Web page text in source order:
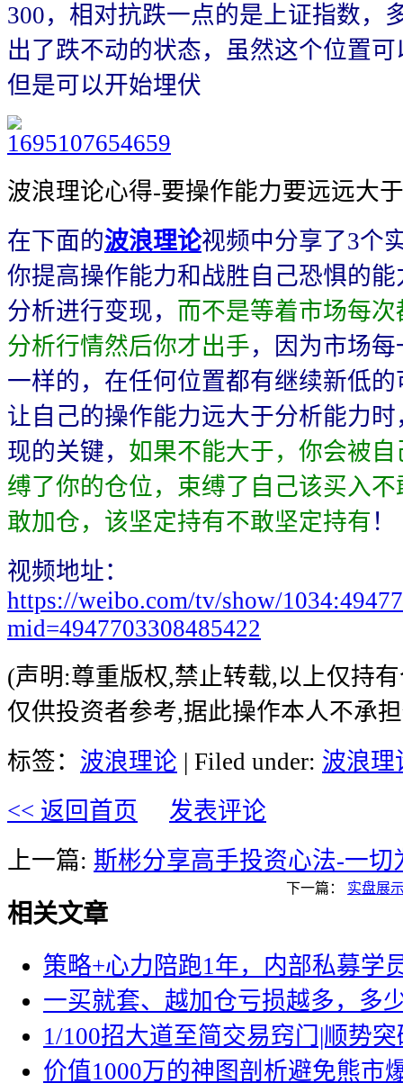
300，相对抗跌一点的是上证指数，
出了跌不动的状态，虽然这个位置
但是可以开始埋伏
波浪理论心得-要操作能力要远远大
在下面的波浪理论视频中分享了3个
你提高操作能力和战胜自己恐惧的
分析进行变现， 而不是等着市场每
分析行情然后你才出手，因为市场
一样的，在任何位置都有继续新低
让自己的操作能力远大于分析能力
现的关键， 如果不能大于，你会被
缚了你的仓位，束缚了自己该买入
敢加仓，该坚定持有不敢坚定持有 ！
视频地址：
https://weibo.com/tv/show/
mid=4947703308485422
(声明:尊重版权,禁止转载,以上仅持
仅供投资者参考,据此操作本人不承
标签： 波浪理论 | Filed under: 波浪理
<< 返回首页
发表评论
上一篇: 斯彬分享高手投资心法-一切
下一篇： 实盘展
相关文章
策略+心力陪跑1年，内部私募学
一买就套、越加仓亏损越多，多
1/100招大道至简交易窍门|顺势突
价值1000万的神图剖析避免熊市